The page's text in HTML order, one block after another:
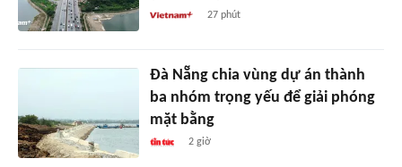
27 phút
Đà Nẵng chia vùng dự án thành
ba nhóm trọng yếu để giải phóng
mặt bằng
2 giờ